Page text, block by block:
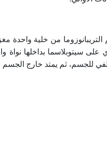
للجسم، ثم يمتد خارج